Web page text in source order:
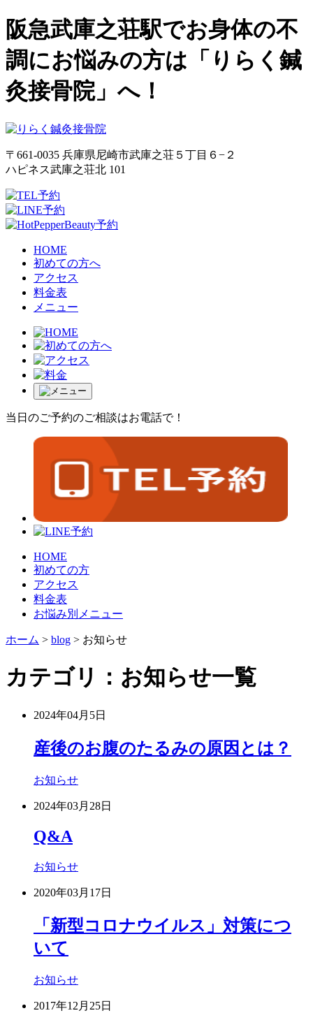
阪急武庫之荘駅でお身体の不
調にお悩みの方は「りらく鍼
灸接骨院」へ！
〒661-0035 兵庫県尼崎市武庫之荘５丁目６−２
ハピネス武庫之荘北 101
HOME
初めての方へ
アクセス
料金表
メニュー
当日のご予約のご相談はお電話で！
HOME
初めての方
アクセス
料金表
お悩み別メニュー
ホーム > blog > お知らせ
カテゴリ：お知らせ一覧
2024年04月5日
産後のお腹のたるみの原因とは？
お知らせ
2024年03月28日
Q&A
お知らせ
2020年03月17日
「新型コロナウイルス」対策につ
いて
お知らせ
2017年12月25日